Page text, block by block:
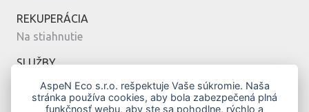
REKUPERÁCIA
Na stiahnutie
SLUŽBY
Montáž
Servis
AspeN Eco s.r.o. rešpektuje Vaše súkromie. Naša
stránka používa cookies, aby bola zabezpečená plná
funkčnosť webu, aby ste sa pohodlne, rýchlo a